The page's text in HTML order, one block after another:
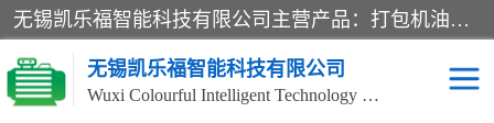
无锡凯乐福智能科技有限公司主营产品：打包机油泵、风冷式油冷却器、液压阀、液压泵、冷却器、过滤器及气动元器件。公司主导生产齿轮泵、齿轮马达、液压阀等产品。共计100多个系列、3000余种规格。覆盖了液压系统的动力元件、控制元件和执行元件，具备较强的成套供货、服务能力。
无锡凯乐福智能科技有限公司
Wuxi Colourful Intelligent Technology Co., Ltd